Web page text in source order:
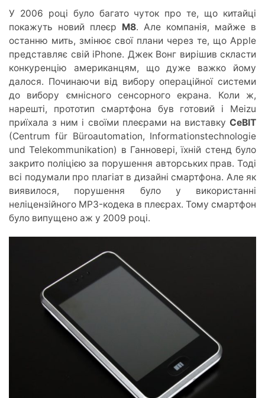
У 2006 році було багато чуток про те, що китайці
покажуть новий плеєр М8. Але компанія, майже в
останню мить, змінює свої плани через те, що Apple
представляє свій iPhone. Джек Вонг вирішив скласти
конкуренцію американцям, що дуже важко йому
далося. Починаючи від вибору операційної системи
до вибору ємнісного сенсорного екрана. Коли ж,
нарешті, прототип смартфона був готовий і Meizu
приїхала з ним і своїми плеєрами на виставку CeBIT
(Centrum für Büroautomation, Informationstechnologie
und Telekommunikation) в Ганновері, їхній стенд було
закрито поліцією за порушення авторських прав. Тоді
всі подумали про плагіат в дизайні смартфона. Але як
виявилося, порушення було у використанні
неліцензійного MP3-кодека в плеєрах. Тому смартфон
було випущено аж у 2009 році.